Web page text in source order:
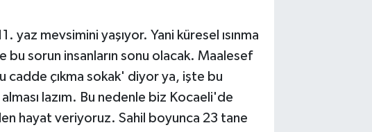
yaz mevsimini yaşıyor. Yani küresel ısınma
sorun insanların sonu olacak. Maalesef
cadde çıkma sokak' diyor ya, işte bu
lazım. Bu nedenle biz Kocaeli'de
hayat veriyoruz. Sahil boyunca 23 tane